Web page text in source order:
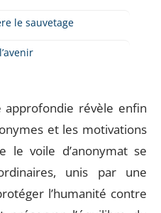
le sauvetage
approfondie révèle enfin
et les motivations
le voile d’anonymat se
unis par une
l’humanité contre